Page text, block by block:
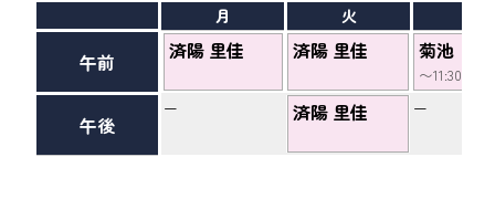
月 火
午前 済陽 里佳 済陽 里佳 菊池
〜11:30
午後
− 済陽 里佳 −